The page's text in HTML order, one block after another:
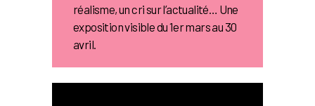
réalisme, un cri sur l’actualité… Une
exposition visible du 1er mars au 30
avril.